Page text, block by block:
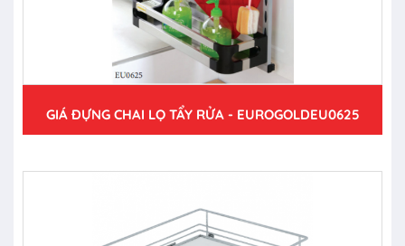
GIÁ ĐỰNG CHAI LỌ TẨY RỬA - EUROGOLDEU0625